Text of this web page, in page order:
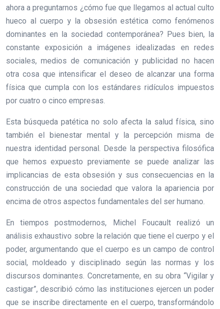
ahora a preguntarnos ¿cómo fue que llegamos al actual culto
hueco al cuerpo y la obsesión estética como fenómenos
dominantes en la sociedad contemporánea? Pues bien, la
constante exposición a imágenes idealizadas en redes
sociales, medios de comunicación y publicidad no hacen
otra cosa que intensificar el deseo de alcanzar una forma
física que cumpla con los estándares ridículos impuestos
por cuatro o cinco empresas.
Esta búsqueda patética no solo afecta la salud física, sino
también el bienestar mental y la percepción misma de
nuestra identidad personal. Desde la perspectiva filosófica
que hemos expuesto previamente se puede analizar las
implicancias de esta obsesión y sus consecuencias en la
construcción de una sociedad que valora la apariencia por
encima de otros aspectos fundamentales del ser humano.
En tiempos postmodernos, Michel Foucault realizó un
análisis exhaustivo sobre la relación que tiene el cuerpo y el
poder, argumentando que el cuerpo es un campo de control
social, moldeado y disciplinado según las normas y los
discursos dominantes. Concretamente, en su obra “Vigilar y
castigar”, describió cómo las instituciones ejercen un poder
que se inscribe directamente en el cuerpo, transformándolo